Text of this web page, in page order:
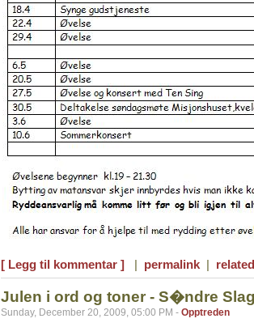
[ Legg til kommentar ] | permalink |
Julen i ord og toner - S�ndre
Sunday, December 20, 2009, 05:00 PM - Opptreden